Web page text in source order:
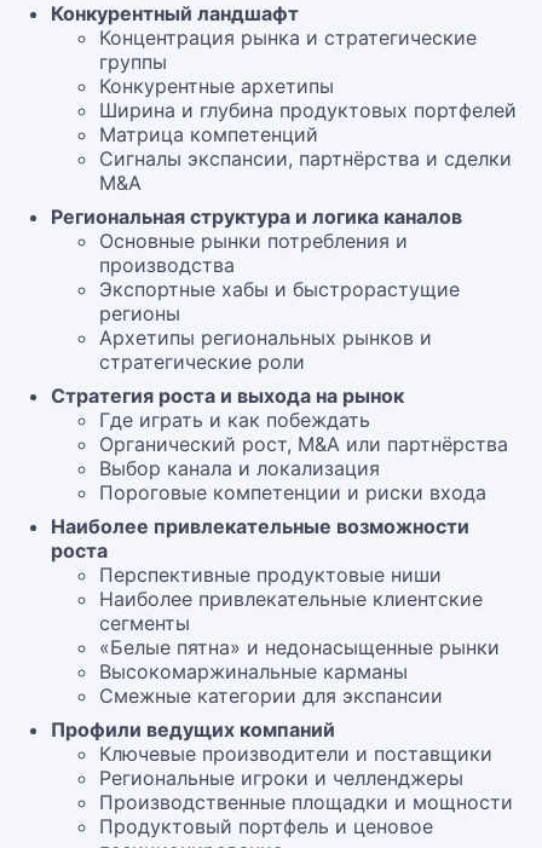
Конкурентный ландшафт
Концентрация рынка и стратегические
группы
Конкурентные архетипы
Ширина и глубина продуктовых портфелей
Матрица компетенций
Сигналы экспансии, партнёрства и сделки
M&A
Региональная структура и логика каналов
Основные рынки потребления и
производства
Экспортные хабы и быстрорастущие
регионы
Архетипы региональных рынков и
стратегические роли
Стратегия роста и выхода на рынок
Где играть и как побеждать
Органический рост, M&A или партнёрства
Выбор канала и локализация
Пороговые компетенции и риски входа
Наиболее привлекательные возможности
роста
Перспективные продуктовые ниши
Наиболее привлекательные клиентские
сегменты
«Белые пятна» и недонасыщенные рынки
Высокомаржинальные карманы
Смежные категории для экспансии
Профили ведущих компаний
Ключевые производители и поставщики
Региональные игроки и челленджеры
Производственные площадки и мощности
Продуктовый портфель и ценовое